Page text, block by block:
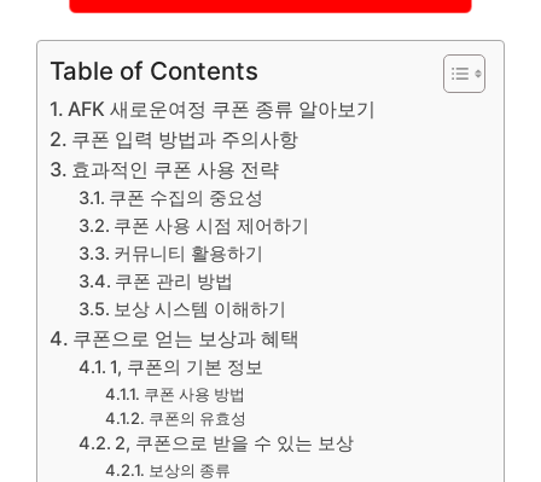
Table of Contents
AFK 새로운여정 쿠폰 종류 알아보기
쿠폰 입력 방법과 주의사항
효과적인 쿠폰 사용 전략
쿠폰 수집의 중요성
쿠폰 사용 시점 제어하기
커뮤니티 활용하기
쿠폰 관리 방법
보상 시스템 이해하기
쿠폰으로 얻는 보상과 혜택
1, 쿠폰의 기본 정보
쿠폰 사용 방법
쿠폰의 유효성
2, 쿠폰으로 받을 수 있는 보상
보상의 종류